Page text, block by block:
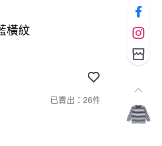
橫紋
已賣出：26件